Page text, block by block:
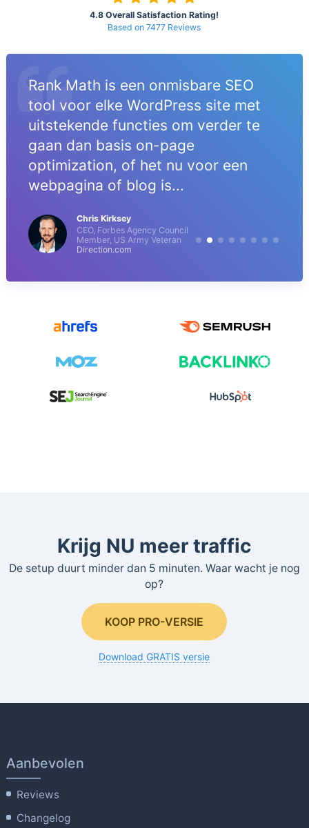
4.8 Overall Satisfaction Rating!
Based on 7477 Reviews
Rank Math is een onmisbare SEO
tool voor elke WordPress site met
uitstekende functies om verder te
gaan dan basis on-page
optimization, of het nu voor een
webpagina of blog is...
Chris Kirksey
CEO, Forbes Agency Council
Member, US Army Veteran
Direction.com
Krijg NU meer traffic
De setup duurt minder dan 5 minuten. Waar wacht je nog
op?
KOOP PRO-VERSIE
Download GRATIS versie
Aanbevolen
Reviews
Changelog